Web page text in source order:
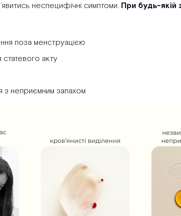
неспецифічні симптоми. При будь-якій
поза менструацією
акту
з неприємним запахом